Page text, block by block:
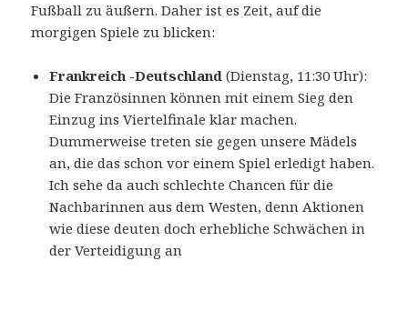
Fußball zu äußern. Daher ist es Zeit, auf die
morgigen Spiele zu blicken:
Frankreich -Deutschland (Dienstag, 11:30 Uhr):
Die Französinnen können mit einem Sieg den
Einzug ins Viertelfinale klar machen.
Dummerweise treten sie gegen unsere Mädels
an, die das schon vor einem Spiel erledigt haben.
Ich sehe da auch schlechte Chancen für die
Nachbarinnen aus dem Westen, denn Aktionen
wie diese deuten doch erhebliche Schwächen in
der Verteidigung an